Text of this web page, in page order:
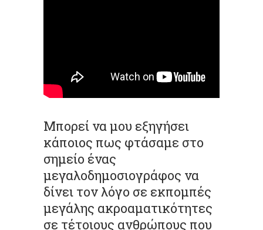
Μπορεί να μου εξηγήσει
κάποιος πως φτάσαμε στο
σημείο ένας
μεγαλοδημοσιογράφος να
δίνει τον λόγο σε εκπομπές
μεγάλης ακροαματικότητες
σε τέτοιους ανθρώπους που